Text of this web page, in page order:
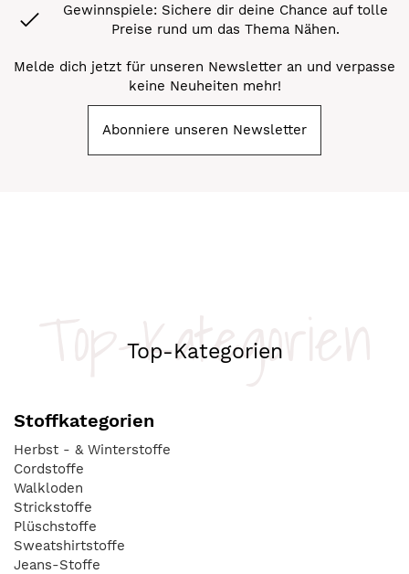
Gewinnspiele: Sichere dir deine Chance auf tolle
Preise rund um das Thema Nähen.
Melde dich jetzt für unseren Newsletter an und verpasse
keine Neuheiten mehr!
Abonniere unseren Newsletter
Top-Kategorien
Top-Kategorien
Stoffkategorien
Herbst - & Winterstoffe
Cordstoffe
Walkloden
Strickstoffe
Plüschstoffe
Sweatshirtstoffe
Jeans-Stoffe